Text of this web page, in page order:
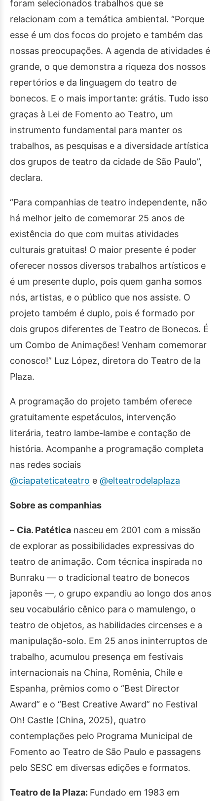
foram selecionados trabalhos que se
relacionam com a temática ambiental. “Porque
esse é um dos focos do projeto e também das
nossas preocupações. A agenda de atividades é
grande, o que demonstra a riqueza dos nossos
repertórios e da linguagem do teatro de
bonecos. E o mais importante: grátis. Tudo isso
graças à Lei de Fomento ao Teatro, um
instrumento fundamental para manter os
trabalhos, as pesquisas e a diversidade artística
dos grupos de teatro da cidade de São Paulo”,
declara.
“Para companhias de teatro independente, não
há melhor jeito de comemorar 25 anos de
existência do que com muitas atividades
culturais gratuitas! O maior presente é poder
oferecer nossos diversos trabalhos artísticos e
é um presente duplo, pois quem ganha somos
nós, artistas, e o público que nos assiste. O
projeto também é duplo, pois é formado por
dois grupos diferentes de Teatro de Bonecos. É
um Combo de Animações! Venham comemorar
conosco!” Luz López, diretora do Teatro de la
Plaza.
A programação do projeto também oferece
gratuitamente espetáculos, intervenção
literária, teatro lambe-lambe e contação de
história. Acompanhe a programação completa
nas redes sociais
@ciapateticateatro e @elteatrodelaplaza
Sobre as companhias
– Cia. Patética nasceu em 2001 com a missão
de explorar as possibilidades expressivas do
teatro de animação. Com técnica inspirada no
Bunraku — o tradicional teatro de bonecos
japonês —, o grupo expandiu ao longo dos anos
seu vocabulário cênico para o mamulengo, o
teatro de objetos, as habilidades circenses e a
manipulação-solo. Em 25 anos ininterruptos de
trabalho, acumulou presença em festivais
internacionais na China, Romênia, Chile e
Espanha, prêmios como o “Best Director
Award” e o “Best Creative Award” no Festival
Oh! Castle (China, 2025), quatro
contemplações pelo Programa Municipal de
Fomento ao Teatro de São Paulo e passagens
pelo SESC em diversas edições e formatos.
Teatro de la Plaza: Fundado em 1983 em